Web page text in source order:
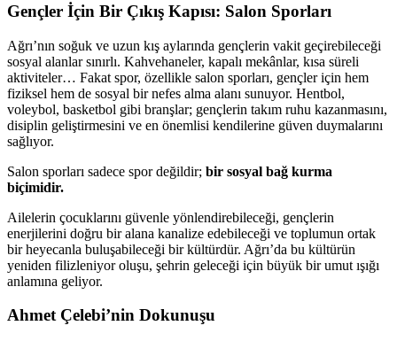
Gençler İçin Bir Çıkış Kapısı: Salon Sporları
Ağrı’nın soğuk ve uzun kış aylarında gençlerin vakit geçirebileceği
sosyal alanlar sınırlı. Kahvehaneler, kapalı mekânlar, kısa süreli
aktiviteler… Fakat spor, özellikle salon sporları, gençler için hem
fiziksel hem de sosyal bir nefes alma alanı sunuyor. Hentbol,
voleybol, basketbol gibi branşlar; gençlerin takım ruhu kazanmasını,
disiplin geliştirmesini ve en önemlisi kendilerine güven duymalarını
sağlıyor.
Salon sporları sadece spor değildir; bir sosyal bağ kurma
biçimidir.
Ailelerin çocuklarını güvenle yönlendirebileceği, gençlerin
enerjilerini doğru bir alana kanalize edebileceği ve toplumun ortak
bir heyecanla buluşabileceği bir kültürdür. Ağrı’da bu kültürün
yeniden filizleniyor oluşu, şehrin geleceği için büyük bir umut ışığı
anlamına geliyor.
Ahmet Çelebi’nin Dokunuşu